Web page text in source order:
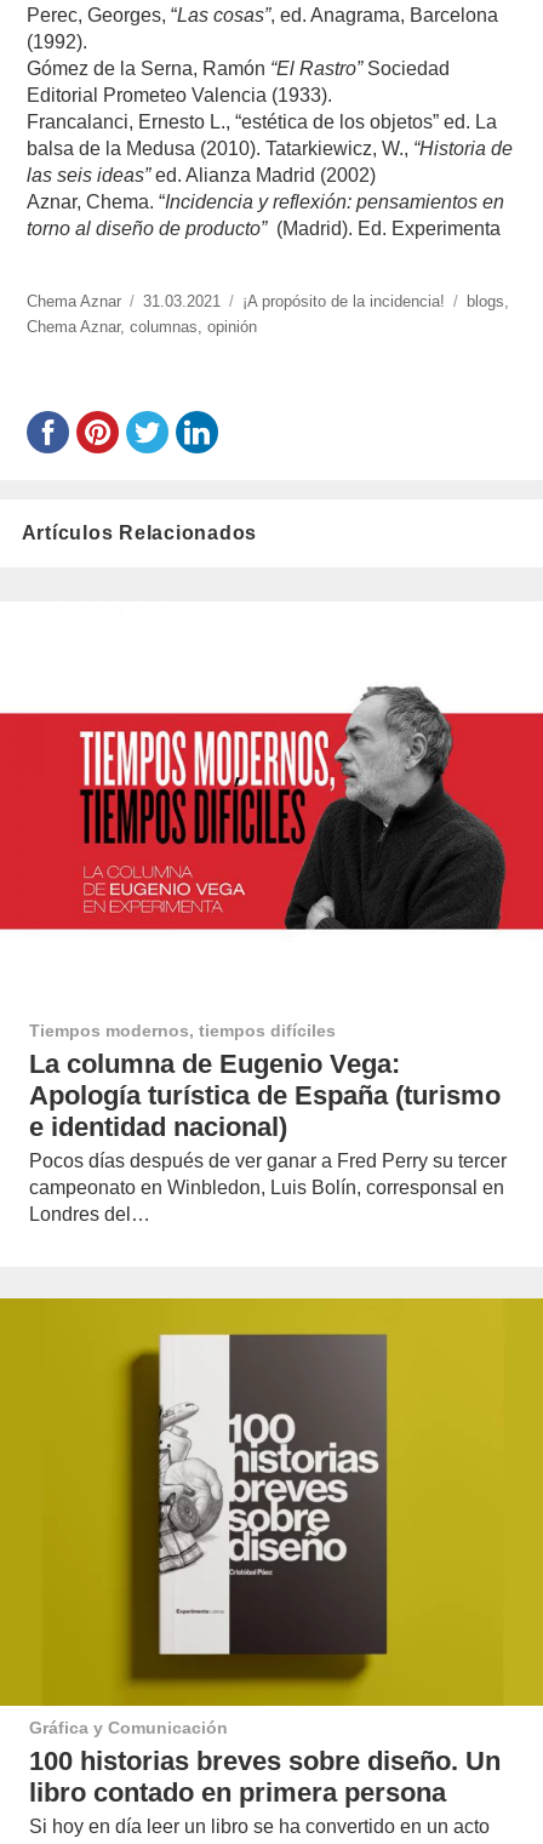
Perec, Georges, “Las cosas”, ed. Anagrama, Barcelona
(1992).
Gómez de la Serna, Ramón “El Rastro”Sociedad
Editorial Prometeo Valencia (1933).
Francalanci, Ernesto L., “estética de los objetos” ed. La
balsa de la Medusa (2010). Tatarkiewicz, W., “Historia de
las seis ideas”ed. Alianza Madrid (2002)
Aznar, Chema. “Incidencia y reflexión: pensamientos en
torno al diseño de producto” (Madrid). Ed. Experimenta
https://www.experimenta.es/author/chema-
aznar/
Chema Aznar
Publicado
el
31.03.2021 Categorías
¡A propósito de la incidencia! Etiquetas
blogs
Chema Aznar,columnas ,opinión
Artículos Relacionados
Tiempos modernos, tiempos difíciles
La columna de Eugenio Vega:
Apología turística de España (turismo
e identidad nacional)
Pocos días después de ver ganar a Fred Perry su tercer
campeonato en Winbledon, Luis Bolín, corresponsal en
Londres del…
Gráfica y Comunicación
100 historias breves sobre diseño. Un
libro contado en primera persona
Si hoy en día leer un libro se ha convertido en un acto